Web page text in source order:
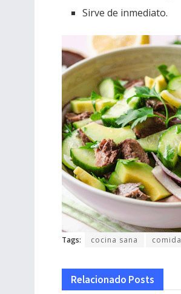
Sirve de inmediato.
Tags: cocina sana comida
Relacionado Posts